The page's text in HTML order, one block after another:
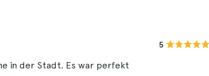
5
in der Stadt. Es war perfekt